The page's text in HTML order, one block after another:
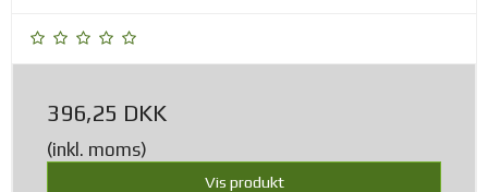
396,25 DKK
(inkl. moms)
Vis produkt